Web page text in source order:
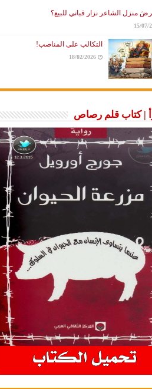
منزل الشاعر نزار قباني للبيع؟
15/07/
التكالب على المناصب!
18/02/2026
| كتاب قلم رصاص